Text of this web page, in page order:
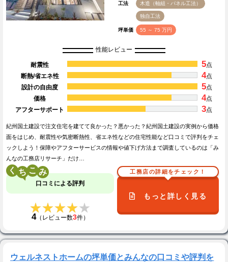
工法 木造（軸組・パネル工法）
独自工法
坪単価 55 ～ 75 万円
性能レビュー
耐震性 5点
断熱/省エネ性
4点
設計の自由度
5点
価格
4点
アフターサポート
3点
紀州国土建設で注文住宅を建てて良かった？悪かった？紀州国土建設の実例から価格
面をはじめ、耐震性や気密断熱性、省エネ性などの住宅性能など口コミで評判をチェ
ックしよう！保障やアフターサービスの情報や値下げ方法まで調査しているのは「み
んなの工務店リサーチ」だけ…
く こ
口コミによる評判
★★★★★
★★★★★
4（レビュー数3件）
工務店の詳細をチェック！
もっと詳しく見る
ウェルネストホームの坪単価とみんなの口コミや評判を